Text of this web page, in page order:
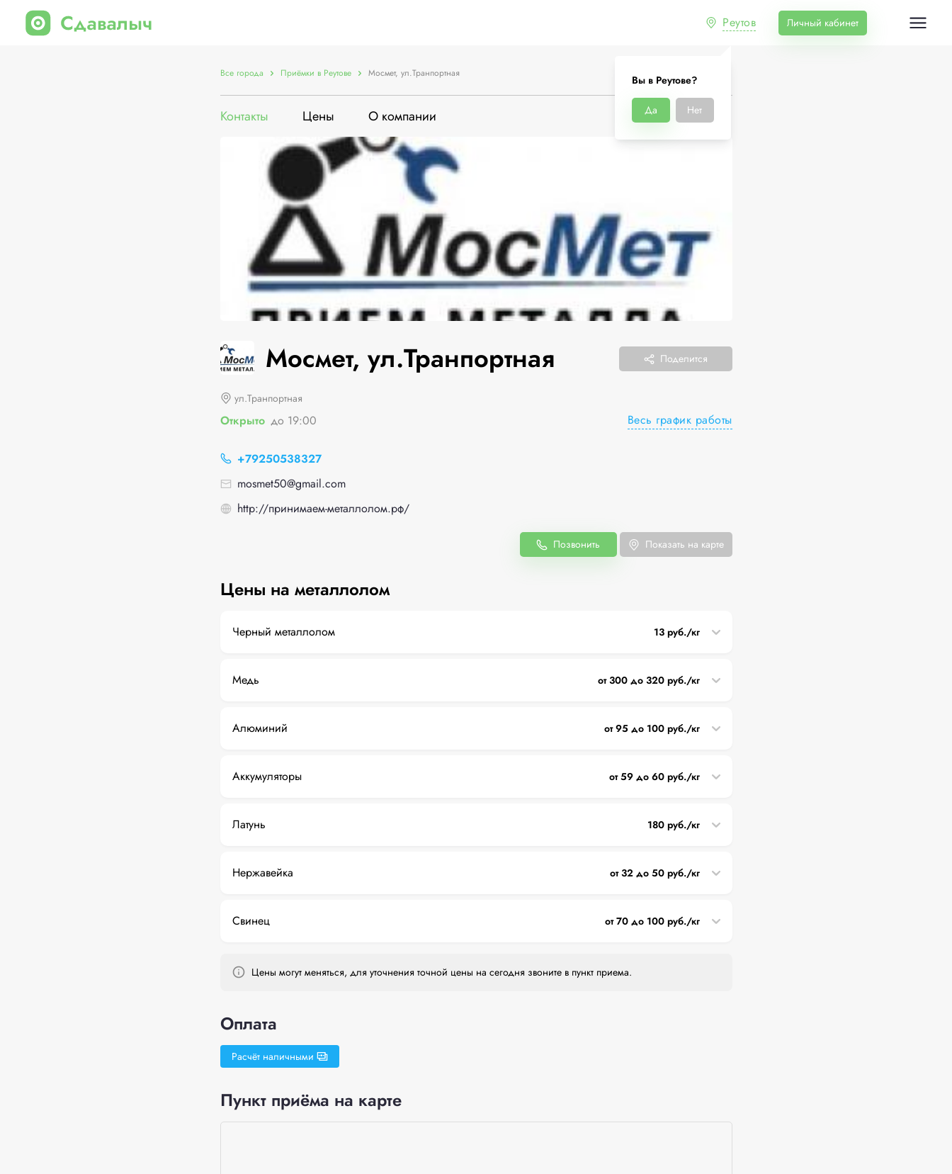
Реутов
Вы в Реутове?
Да Нет
Личный кабинет
Все города Приёмки в Реутове Мосмет, ул.Транпортная
Контакты Цены О компании
Мосмет, ул.Транпортная Поделится
ул.Транпортная
Открыто до 19:00 Весь график работы
+79250538327
mosmet50@gmail.com
http://принимаем-металлолом.рф/
Позвонить Показать на карте
Цены на металлолом
Черный металлолом 13 руб./кг
Медь от 300 до 320 руб./кг
Алюминий от 95 до 100 руб./кг
Аккумуляторы от 59 до 60 руб./кг
Латунь 180 руб./кг
Нержавейка от 32 до 50 руб./кг
Свинец от 70 до 100 руб./кг
Цены могут меняться, для уточнения точной цены на сегодня звоните в пункт приема.
Оплата
Расчёт наличными
Пункт приёма на карте